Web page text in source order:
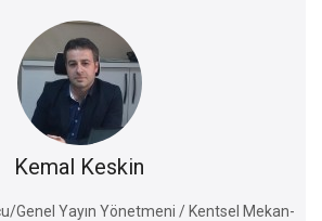
Kemal Keskin
Genel Yayın Yönetmeni / Kentsel Mekan-